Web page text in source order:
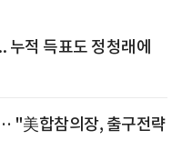
누적 득표도 정청래에
"美합참의장, 출구전략